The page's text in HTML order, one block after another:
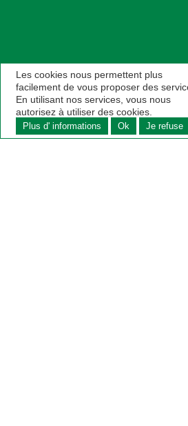
Les cookies nous permettent plus
facilement de vous proposer des
En utilisant nos services, vous nous
autorisez à utiliser des cookies.
Plus d' informations Ok Je refuse